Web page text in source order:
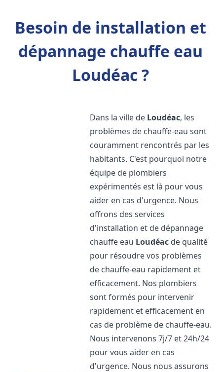
Besoin de installation et
dépannage chauffe eau
Loudéac ?
Dans la ville de Loudéac, les
problèmes de chauffe-eau sont
couramment rencontrés par les
habitants. C'est pourquoi notre
équipe de plombiers
expérimentés est là pour vous
aider en cas d'urgence. Nous
offrons des services
d'installation et de dépannage
chauffe eau Loudéac de qualité
pour résoudre vos problèmes
de chauffe-eau rapidement et
efficacement. Nos plombiers
sont formés pour intervenir
rapidement et efficacement en
cas de problème de chauffe-eau.
Nous intervenons 7j/7 et 24h/24
pour vous aider en cas
d'urgence. Nous nous assurons